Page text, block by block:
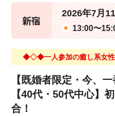
新宿
2026年7月
13:00〜
◆◇◆一人参加の癒し系女
【既婚者限定・今、
【40代・50代中心】
合！